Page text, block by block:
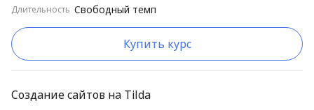
Школы от А до Я
Длительные курсы сначала
Короткие курсы сначала
Длительность Свободный темп
Купить курс
Создание сайтов на Tilda